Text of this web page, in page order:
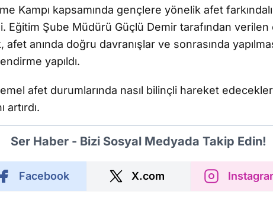
Kampı kapsamında gençlere yönelik afet
Eğitim Şube Müdürü Güçlü Demir tarafından
afet anında doğru davranışlar ve sonrasında
yapıldı.
afet durumlarında nasıl bilinçli hareket
artırdı.
Ser Haber - Bizi Sosyal Medyada Takip Edin!
Facebook X.com